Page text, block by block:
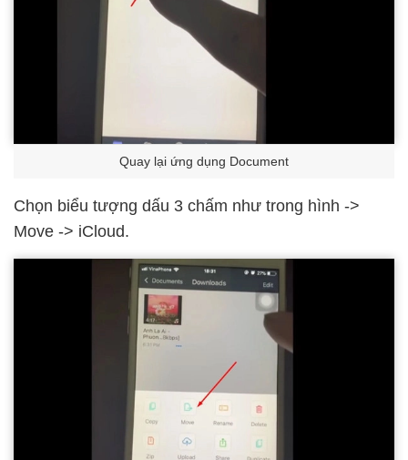
Quay lại ứng dụng Document
Chọn biểu tượng dấu 3 chấm như trong hình ->
Move -> iCloud.